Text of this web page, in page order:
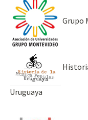
Grupo
Uruguaya